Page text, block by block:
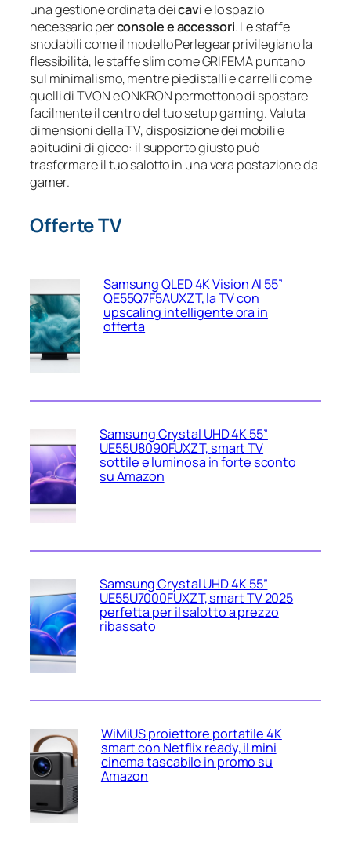
una gestione ordinata deicavie lo spazio
necessario perconsole e accessori. Le staffe
snodabili come il modello Perlegear privilegiano la
flessibilità, le staffe slim come GRIFEMA puntano
sul minimalismo, mentre piedistalli e carrelli come
quelli di TVON e ONKRON permettono di spostare
facilmente il centro del tuo setup gaming. Valuta
dimensioni della TV, disposizione dei mobili e
abitudini di gioco: il supporto giusto può
trasformare il tuo salotto in una vera postazione da
gamer.
Offerte TV
Samsung QLED 4K Vision AI 55”
QE55Q7F5AUXZT, la TV con
upscaling intelligente ora in
offerta
Samsung Crystal UHD 4K 55”
UE55U8090FUXZT, smart TV
sottile e luminosa in forte sconto
su Amazon
Samsung Crystal UHD 4K 55”
UE55U7000FUXZT, smart TV 2025
perfetta per il salotto a prezzo
ribassato
WiMiUS proiettore portatile 4K
smart con Netflix ready, il mini
cinema tascabile in promo su
Amazon